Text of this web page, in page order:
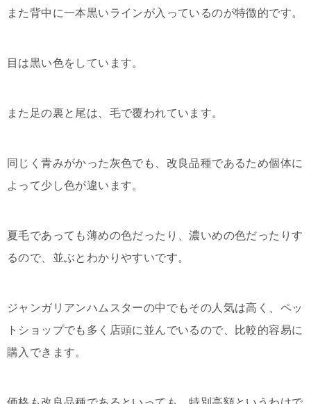
また背中に一本黒いラインが入っているのが特徴的です。
目は黒い色をしています。
また足の裏と尾は、毛で覆われています。
同じく青みがかった灰色でも、改良品種であるため個体に
よって少し色が違います。
夏毛であっても薄めの色だったり、濃いめの色だったりす
るので、並ぶとわかりやすいです。
ジャンガリアンハムスターの中でもその人気は高く、ペッ
トショップでも多く店頭に並んでいるので、比較的容易に
購入できます。